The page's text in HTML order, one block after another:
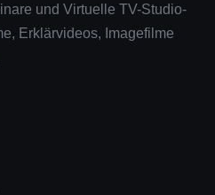
und Virtuelle TV-Studio-
Erklärvideos, Imagefilme